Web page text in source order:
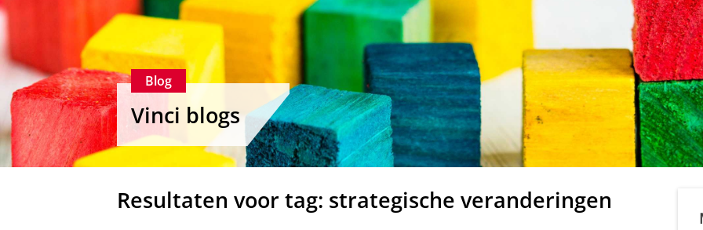
Blog
Vinci blogs
Resultaten voor tag: strategische veranderingen